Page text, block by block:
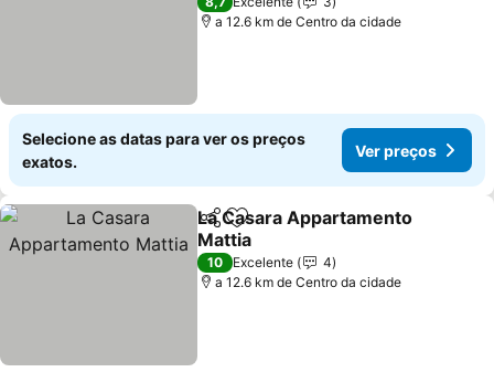
a 12.6 km de Centro da cidade
Selecione as datas para ver os preços
exatos.
Ver preços
PartilharAdicionar aos favoritos
La Casara Appartamento
Mattia
10 Excelente
4
a 12.6 km de Centro da cidade